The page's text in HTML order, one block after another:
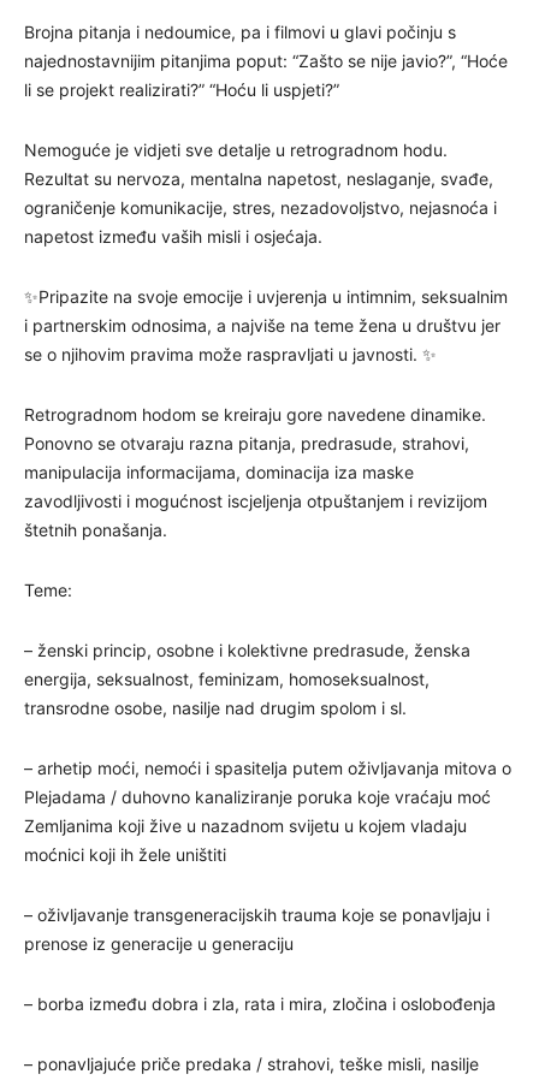
Brojna pitanja i nedoumice, pa i filmovi u glavi počinju s
najednostavnijim pitanjima poput: “Zašto se nije javio?”, “Hoće
li se projekt realizirati?” “Hoću li uspjeti?”
Nemoguće je vidjeti sve detalje u retrogradnom hodu.
Rezultat su nervoza, mentalna napetost, neslaganje, svađe,
ograničenje komunikacije, stres, nezadovoljstvo, nejasnoća i
napetost između vaših misli i osjećaja.
✨Pripazite na svoje emocije i uvjerenja u intimnim, seksualnim
i partnerskim odnosima, a najviše na teme žena u društvu jer
se o njihovim pravima može raspravljati u javnosti. ✨
Retrogradnom hodom se kreiraju gore navedene dinamike.
Ponovno se otvaraju razna pitanja, predrasude, strahovi,
manipulacija informacijama, dominacija iza maske
zavodljivosti i mogućnost iscjeljenja otpuštanjem i revizijom
štetnih ponašanja.
Teme:
– ženski princip, osobne i kolektivne predrasude, ženska
energija, seksualnost, feminizam, homoseksualnost,
transrodne osobe, nasilje nad drugim spolom i sl.
– arhetip moći, nemoći i spasitelja putem oživljavanja mitova o
Plejadama / duhovno kanaliziranje poruka koje vraćaju moć
Zemljanima koji žive u nazadnom svijetu u kojem vladaju
moćnici koji ih žele uništiti
– oživljavanje transgeneracijskih trauma koje se ponavljaju i
prenose iz generacije u generaciju
– borba između dobra i zla, rata i mira, zločina i oslobođenja
– ponavljajuće priče predaka / strahovi, teške misli, nasilje